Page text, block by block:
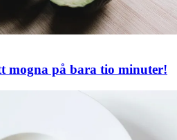
mogna på bara tio minuter!